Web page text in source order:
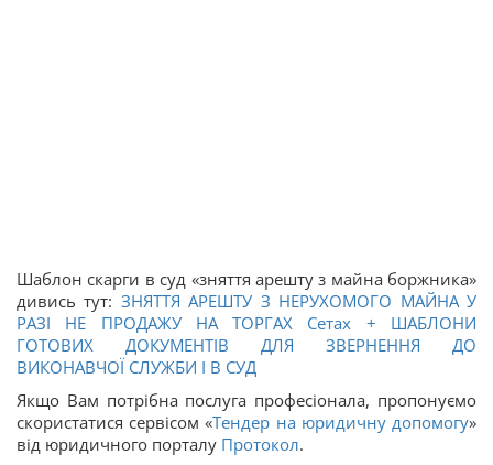
Шаблон скарги в суд «зняття арешту з майна боржника»
дивись тут: ЗНЯТТЯ АРЕШТУ З НЕРУХОМОГО МАЙНА У
РАЗІ НЕ ПРОДАЖУ НА ТОРГАХ Сетах + ШАБЛОНИ
ГОТОВИХ ДОКУМЕНТІВ ДЛЯ ЗВЕРНЕННЯ ДО
ВИКОНАВЧОЇ СЛУЖБИ І В СУД
Якщо Вам потрібна послуга професіонала, пропонуємо
скористатися сервісом «Тендер на юридичну допомогу»
від юридичного порталу Протокол.